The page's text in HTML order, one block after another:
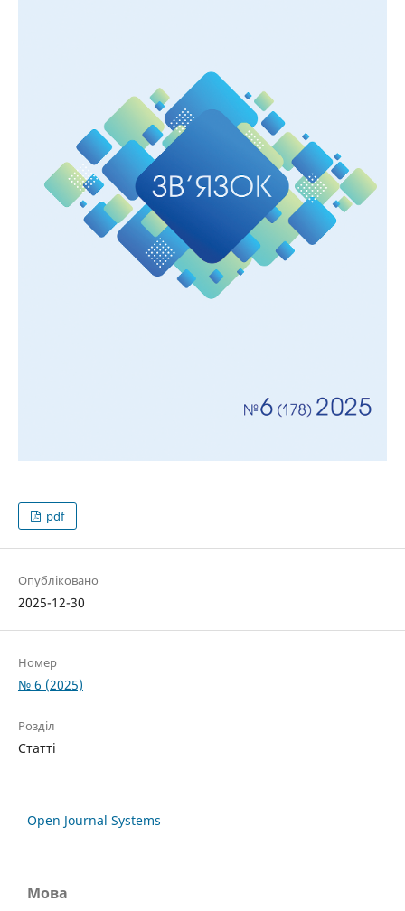
pdf
Опубліковано
2025-12-30
Номер
№ 6 (2025)
Розділ
Статті
Open Journal Systems
Мова